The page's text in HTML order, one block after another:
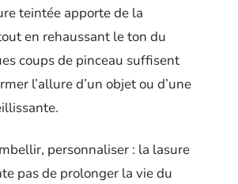
teintée apporte de la
en rehaussant le ton du
coups de pinceau suffisent
l’allure d’un objet ou d’une
personnaliser : la lasure
pas de prolonger la vie du